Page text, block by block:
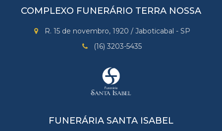
COMPLEXO FUNERÁRIO TERRA NOSSA
R. 15 de novembro, 1920 / Jaboticabal - SP
(16) 3203-5435
FUNERÁRIA SANTA ISABEL